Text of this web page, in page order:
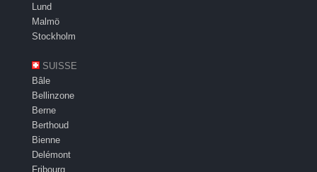
Lund
Malmö
Stockholm
SUISSE
Bâle
Bellinzone
Berne
Berthoud
Bienne
Delémont
Fribourg